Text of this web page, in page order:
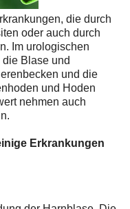
die durch
oder auch durch
Im urologischen
Blase und
und die
und Hoden
nehmen auch
Erkrankungen